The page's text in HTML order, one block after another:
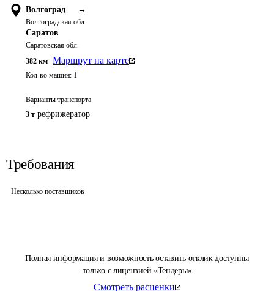
Полная информация и возможность оставить отклик доступны
только с лицензией «Тендеры»
Смотреть расценки
Волгоград →
Волгоградская обл.
Саратов
Саратовская обл.
382 км Маршрут на карте
Кол-во машин: 1
Варианты транспорта
3 т рефрижератор
Требования
Несколько поставщиков